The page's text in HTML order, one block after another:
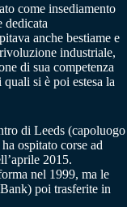
come insediamento
dedicata
anche bestiame e
industriale,
di sua competenza
si è poi estesa la
di Leeds (capoluogo
ospitato corse ad
2015.
nel 1999, ma le
poi trasferite in